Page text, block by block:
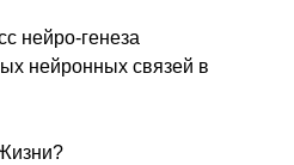
нейро-генеза
нейронных связей в